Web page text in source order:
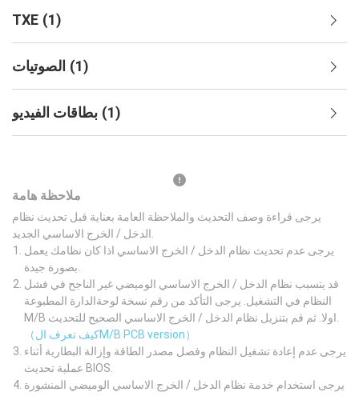
TXE (1)
الصوتيات (1)
بطاقات الفيديو (1)
ملاحظة هامة
يرجى قراءة وصف التحديث والملاحظة العامة بعناية قبل تحديث نظام
يرجى عدم تحديث نظام الدخل / الخرج الاساسي اذا كان نظامك يعمل
قد يتسبب نظام الدخل / الخرج الاساسي الوميضي غير الناجح في فشل
النظام في التشغيل. يرجى التأكد من رقم نسخة لوحةالدارة المطبوعة
（كيف تعرف الM/B PCB version）
يرجى عدم إعادة تشغيل النظام وفصل مصدر الطاقة وإزالة البطارية أثناء
عملية تحديث BIOS.
يرجى استخدام خدمة نظام الدخل / الخرج الاساسي الوميضي المنشورة